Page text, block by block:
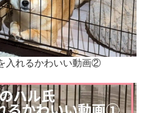
入れるかわいい動画②